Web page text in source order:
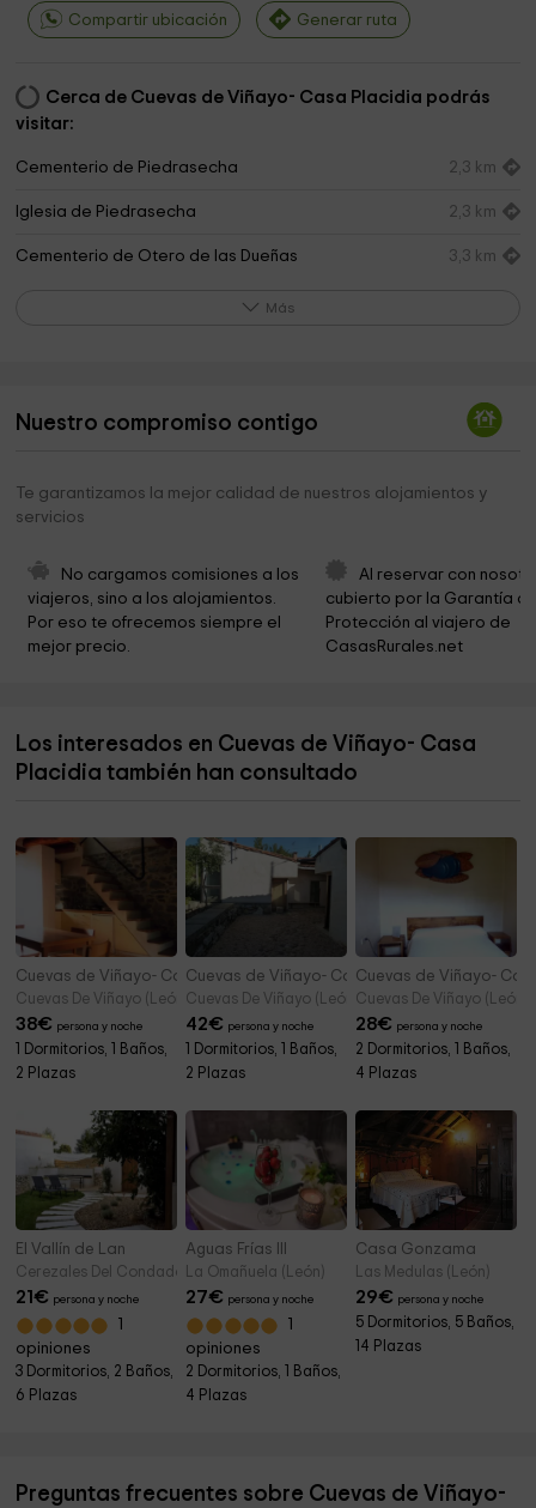
Compartir ubicación Generar ruta
Cerca de Cuevas de Viñayo- Casa Placidia podrás
visitar:
Cementerio de Piedrasecha 2,3 km
Iglesia de Piedrasecha 2,3 km
Cementerio de Otero de las Dueñas 3,3 km
Parroquia de santa Maria Magdalena
Cementerio de Garaño 5,3 km
Parroquia de Santa María Magdalena de La
Parroquia de San Adriano de Canales 6,0 km
Parroquia de San Andrés Apóstol de Sagüera de
Luna
6,5 km
Cementerio de Sagüera de Luna 6,9 km
Parroquia de los Santos Justo y Pastor de Mora de
Luna
7,6 km
Más
Nuestro compromiso contigo
Te garantizamos la mejor calidad de nuestros alojamientos y
servicios
No cargamos comisiones a los
viajeros, sino a los alojamientos.
Por eso te ofrecemos siempre el
mejor precio.
Al reservar con
cubierto por la Garantía
Protección al viajero de
CasasRurales.net
Los interesados en Cuevas de Viñayo- Casa
Placidia también han consultado
Cuevas de Viñayo- Casa Adela
Cuevas De Viñayo (León)
38€ persona y noche
1 Dormitorios, 1 Baños,
2 Plazas
Cuevas de Viñayo- Casa Baena
Cuevas De Viñayo (León)
42€ persona y noche
1 Dormitorios, 1 Baños,
2 Plazas
Cuevas de Viñayo-
Cuevas De Viñayo (León)
28€ persona y noche
2 Dormitorios, 1 Baños,
4 Plazas
El Vallín de Lan
Cerezales Del Condado (León)
21€ persona y noche
opiniones
3 Dormitorios, 2 Baños,
6 Plazas
Aguas Frías III
La Omañuela (León)
27€ persona y noche
opiniones
2 Dormitorios, 1 Baños,
4 Plazas
Casa Gonzama
Las Medulas (León)
29€ persona y noche
5 Dormitorios, 5 Baños,
14 Plazas
Preguntas frecuentes sobre Cuevas de Viñayo-